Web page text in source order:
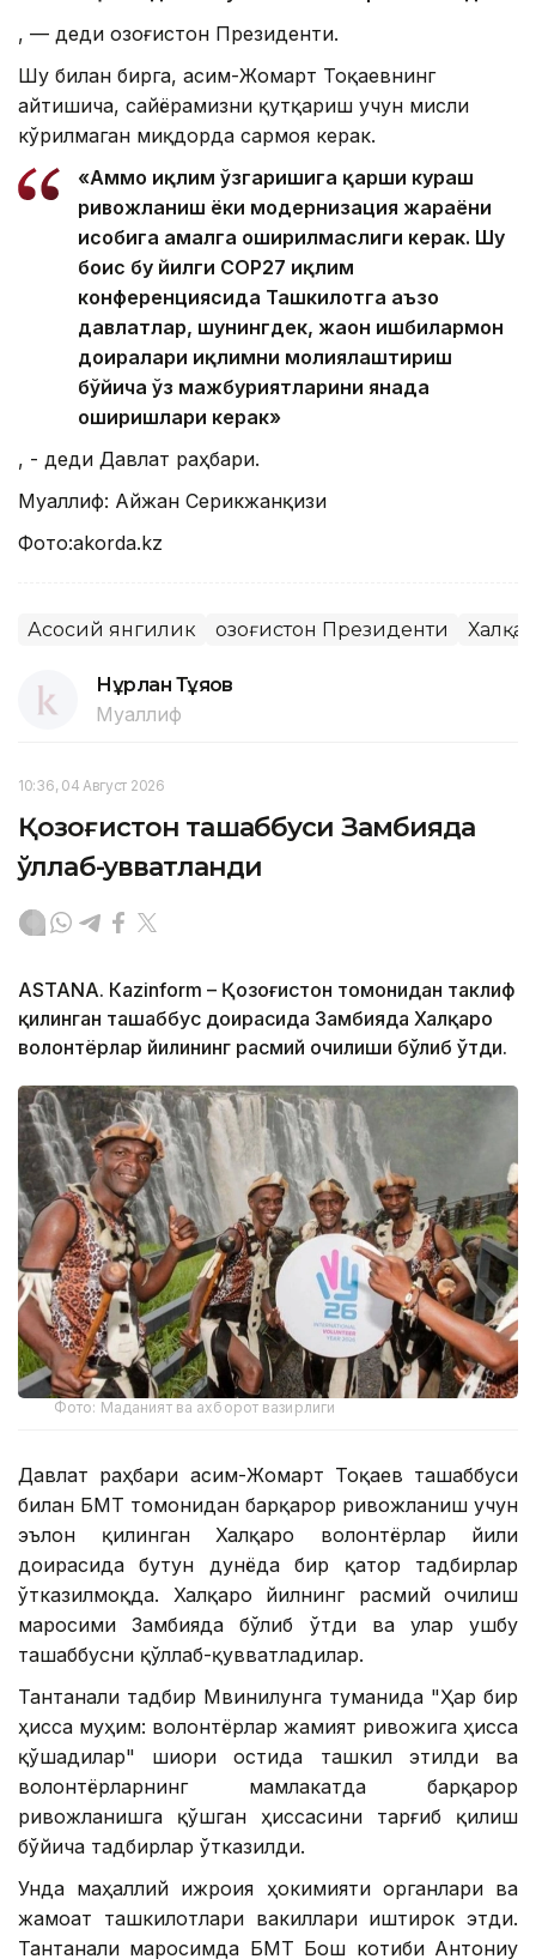
, — деди Қозоғистон Президенти.
Шу билан бирга, Қасим-Жомарт Тоқаевнинг
айтишича, сайёрамизни қутқариш учун мисли
кўрилмаган миқдорда сармоя керак.
«Аммо иқлим ўзгаришига қарши кураш
ривожланиш ёки модернизация жараёни
ҳисобига амалга оширилмаслиги керак. Шу
боис бу йилги COP27 иқлим
конференциясида Ташкилотга аъзо
давлатлар, шунингдек, жаҳон ишбилармон
доиралари иқлимни молиялаштириш
бўйича ўз мажбуриятларини янада
оширишлари керак»
, - деди Давлат раҳбари.
Муаллиф: Айжан Серикжанқизи
Фото:akorda.kz
Асосий янгилик Қозоғистон Президенти
Нұрлан Тұяқов
Муаллиф
10:36, 04 Август 2026
Қозоғистон ташаббуси Замбияда
қўллаб-қувватланди
ASTANA. Кazinform – Қозоғистон томонидан таклиф
қилинган ташаббус доирасида Замбияда Халқаро
волонтёрлар йилининг расмий очилиши бўлиб ўтди.
Фото: Маданият ва ахборот вазирлиги
Давлат раҳбари Қасим-Жомарт Тоқаев ташаббуси
билан БМТ томонидан барқарор ривожланиш учун
эълон қилинган Халқаро волонтёрлар йили
доирасида бутун дунёда бир қатор тадбирлар
ўтказилмоқда. Халқаро йилнинг расмий очилиш
маросими Замбияда бўлиб ўтди ва улар ушбу
ташаббусни қўллаб-қувватладилар.
Тантанали тадбир Мвинилунга туманида "Ҳар бир
ҳисса муҳим: волонтёрлар жамият ривожига ҳисса
қўшадилар" шиори остида ташкил этилди ва
волонтёрларнинг мамлакатда барқарор
ривожланишга қўшган ҳиссасини тарғиб қилиш
бўйича тадбирлар ўтказилди.
Унда маҳаллий ижроия ҳокимияти органлари ва
жамоат ташкилотлари вакиллари иштирок этди.
Тантанали маросимда БМТ Бош котиби Антониу